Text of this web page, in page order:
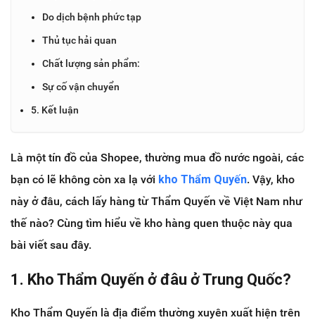
Do dịch bệnh phức tạp
Thủ tục hải quan
Chất lượng sản phẩm:
Sự cố vận chuyển
5. Kết luận
Là một tín đồ của Shopee, thường mua đồ nước ngoài, các
bạn có lẽ không còn xa lạ với kho Thẩm Quyến. Vậy, kho
này ở đâu, cách lấy hàng từ Thẩm Quyến về Việt Nam như
thế nào? Cùng tìm hiểu về kho hàng quen thuộc này qua
bài viết sau đây.
1. Kho Thẩm Quyến ở đâu ở Trung Quốc?
Kho Thẩm Quyến là địa điểm thường xuyên xuất hiện trên